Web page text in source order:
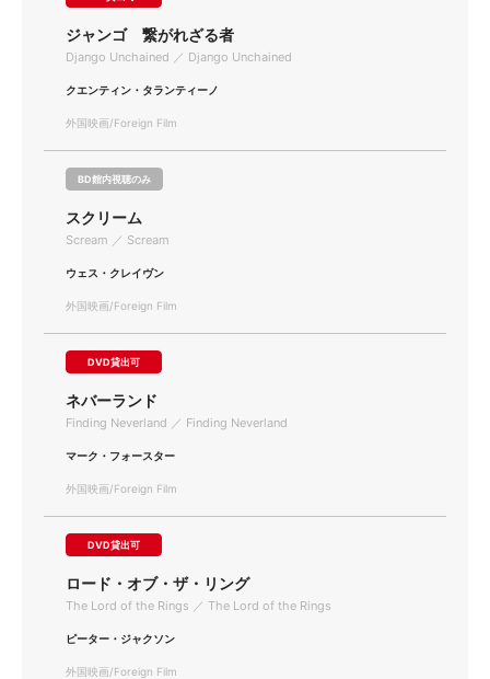
ジャンゴ 繋がれざる者
Django Unchained ／ Django Unchained
クエンティン・タランティーノ
外国映画/Foreign Film
BD館内視聴のみ
スクリーム
Scream ／ Scream
ウェス・クレイヴン
外国映画/Foreign Film
DVD貸出可
ネバーランド
Finding Neverland ／ Finding Neverland
マーク・フォースター
外国映画/Foreign Film
DVD貸出可
ロード・オブ・ザ・リング
The Lord of the Rings ／ The Lord of the Rings
ピーター・ジャクソン
外国映画/Foreign Film